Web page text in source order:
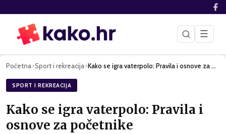
☰
Početna›Sport i rekreacija› Kako se igra vaterpolo: Pravila i osnove za početnike
SPORT I REKREACIJA
Kako se igra vaterpolo: Pravila i
osnove za početnike